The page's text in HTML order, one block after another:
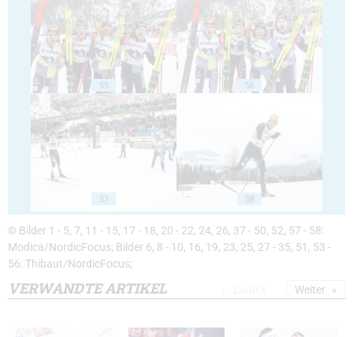
55 56
57 58
© Bilder 1 - 5, 7, 11 - 15, 17 - 18, 20 - 22, 24, 26, 37 - 50, 52, 57 - 58:
Modica/NordicFocus; Bilder 6, 8 - 10, 16, 19, 23, 25, 27 - 35, 51, 53 -
56: Thibaut/NordicFocus;
VERWANDTE ARTIKEL Weiter